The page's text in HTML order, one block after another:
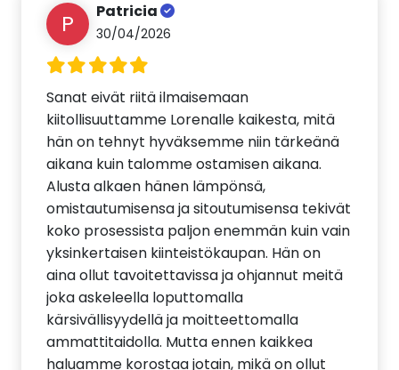
P Patricia
30/04/2026
Sanat eivät riitä ilmaisemaan
kiitollisuuttamme Lorenalle kaikesta, mitä
hän on tehnyt hyväksemme niin tärkeänä
aikana kuin talomme ostamisen aikana.
Alusta alkaen hänen lämpönsä,
omistautumisensa ja sitoutumisensa tekivät
koko prosessista paljon enemmän kuin vain
yksinkertaisen kiinteistökaupan. Hän on
aina ollut tavoitettavissa ja ohjannut meitä
joka askeleella loputtomalla
kärsivällisyydellä ja moitteettomalla
ammattitaidolla. Mutta ennen kaikkea
haluamme korostaa jotain, mikä on ollut